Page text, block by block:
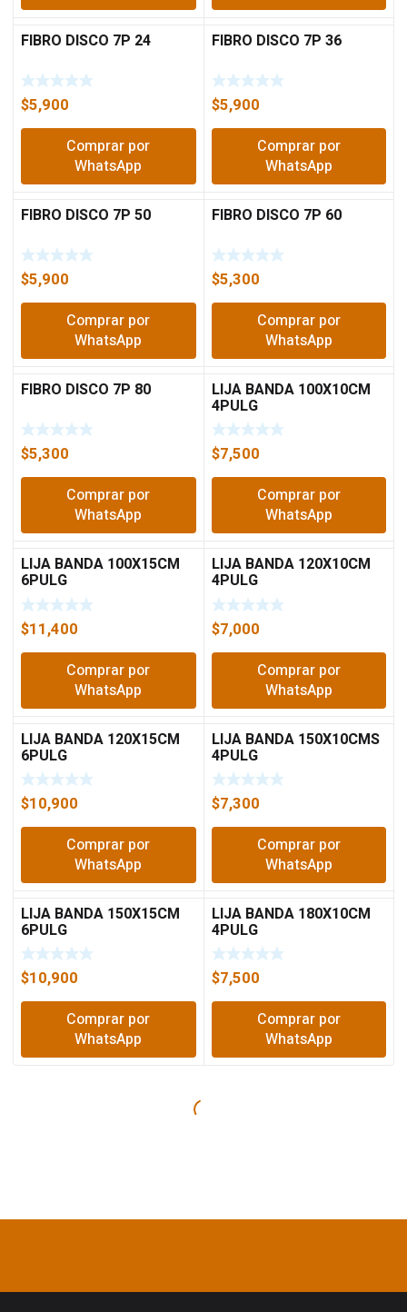
FIBRO DISCO 7P 24
$5,900
Comprar por
WhatsApp
FIBRO DISCO 7P 36
$5,900
Comprar por
WhatsApp
FIBRO DISCO 7P 50
$5,900
Comprar por
WhatsApp
FIBRO DISCO 7P 60
$5,300
Comprar por
WhatsApp
FIBRO DISCO 7P 80
$5,300
Comprar por
WhatsApp
LIJA BANDA 100X10CM
4PULG
$7,500
Comprar por
WhatsApp
LIJA BANDA 100X15CM
6PULG
$11,400
Comprar por
WhatsApp
LIJA BANDA 120X10CM
4PULG
$7,000
Comprar por
WhatsApp
LIJA BANDA 120X15CM
6PULG
$10,900
Comprar por
WhatsApp
LIJA BANDA 150X10CMS
4PULG
$7,300
Comprar por
WhatsApp
LIJA BANDA 150X15CM
6PULG
$10,900
Comprar por
WhatsApp
LIJA BANDA 180X10CM
4PULG
$7,500
Comprar por
WhatsApp